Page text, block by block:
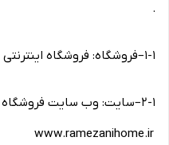
.
۱-۱–فروشگاه: فروشگاه
۲-۱–سایت: وب سایت فروشگاه